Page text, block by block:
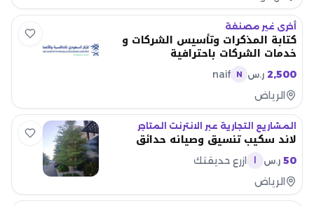
أخرى غير مصنفة
كتابة المذكرات وتأسيس الشركات و
خدمات الشركات باحترافية
2,500 ر.س N
naif
الرياض
المشاريع التجارية عبر الانترنت المتاجر
لاند سكيب تنسيق وصيانه حدائق
50 ر.س
ازرع حديقتك
الرياض